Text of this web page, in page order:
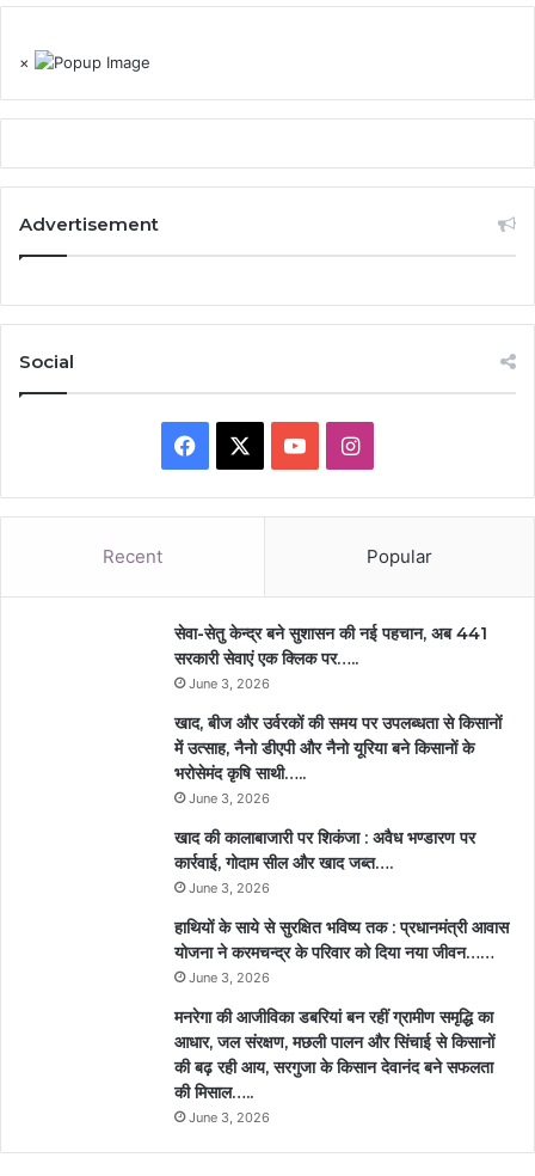
×
Advertisement
Social
Facebook YouTubeInstagram
Recent Popular
सेवा-सेतु केन्द्र बने सुशासन की नई पहचान, अब 441
सरकारी सेवाएं एक क्लिक पर…..
June 3, 2026
खाद, बीज और उर्वरकों की समय पर उपलब्धता से किसानों
में उत्साह, नैनो डीएपी और नैनो यूरिया बने किसानों के
भरोसेमंद कृषि साथी…..
June 3, 2026
खाद की कालाबाजारी पर शिकंजा : अवैध भण्डारण पर
कार्रवाई, गोदाम सील और खाद जब्त….
June 3, 2026
हाथियों के साये से सुरक्षित भविष्य तक : प्रधानमंत्री आवास
योजना ने करमचन्द्र के परिवार को दिया नया जीवन……
June 3, 2026
मनरेगा की आजीविका डबरियां बन रहीं ग्रामीण समृद्धि का
आधार, जल संरक्षण, मछली पालन और सिंचाई से किसानों
की बढ़ रही आय, सरगुजा के किसान देवानंद बने सफलता
की मिसाल…..
June 3, 2026